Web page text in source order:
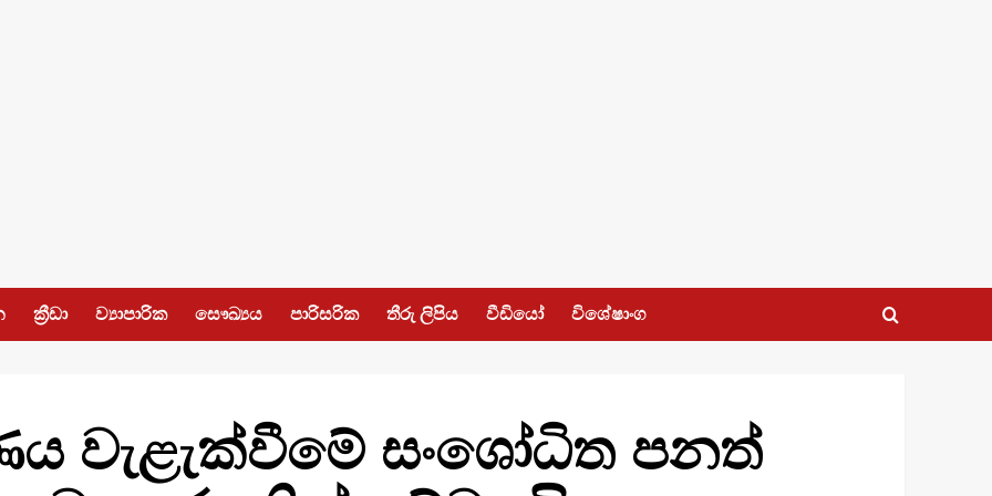
ක්‍රීඩා ව්‍යාපාරික සෞඛ්‍යය පාරිසරික තීරු ලිපිය වීඩියෝ විශේෂාංග
වැළැක්වීමේ සංශෝධිත පනත්